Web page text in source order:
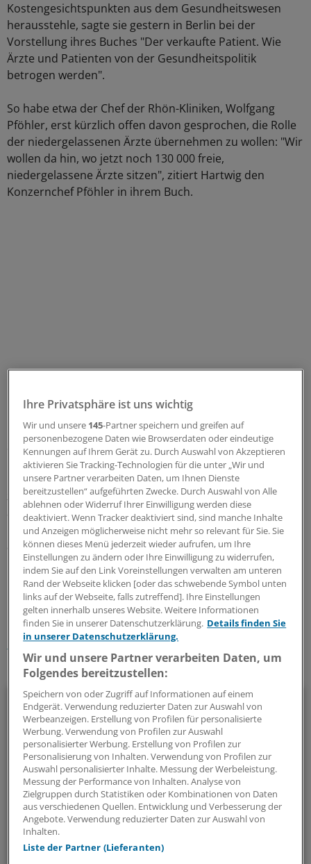
Kostengesichtspunkten aus dem Gesundheitswesen
herausstehle, sagte sie gestern in Berlin bei der
Vorstellung ihres Buches "Der verkaufte Patient. Wie
Ärzte und Patienten von der Gesundheitspolitik
betrogen werden".
So habe etwa der Chef der Rhön-Kliniken, Wolfgang
Pföhler, erst kürzlich offen davon gesprochen, die Rolle
der niedergelassenen Ärzte übernehmen zu wollen: "Wir
wollen da hin, wo jetzt noch 130 000 freie,
niedergelassene Ärzte sitzen", zitiert Hartwig den
Konzernchef Pföhler in ihrem Buch.
In ihrem Rundumschlag gegen die von ihr konstatierten
Fehlentwicklungen der vergangenen Jahre sparte die
Sachbuchautorin auch nicht mit Kritik an den
Kassenärztlichen Vereinigungen. Diese seien überflüssig
"wie ein Blinddarm" und fräßen "nur Geld". Es gebe
zudem keine Kontrolle über die Gelder, die die Kassen
an die KVen zahlten, so die ehemalige Scientology-
Kritikerin. Hartwig forderte die niedergelassenen Ärzte
auf, lieber direkt mit den Krankenkassen zu verhandeln.
0
Schlagworte:
Berufspolitik
Ihr Newsletter zum Thema
Politik & Debatte
Mit diesem Newsletter blicken Sie hinter das tägliche
Geschehen in der Gesundheitspolitik. Mit Analysen,
Hintergründen und einem Blick auf Themen, die die Agenda
bestimmen.
14-tägig, donnerstags
Zum Abonnieren bitte anmelden
Ihre Privatsphäre ist uns wichtig
Wir und unsere 145-Partner speichern und greifen auf
personenbezogene Daten wie Browserdaten oder eindeutige
Kennungen auf Ihrem Gerät zu. Durch Auswahl von Akzeptieren
aktivieren Sie Tracking-Technologien für die unter „Wir und
unsere Partner verarbeiten Daten, um Ihnen Dienste
bereitzustellen“ aufgeführten Zwecke. Durch Auswahl von Alle
ablehnen oder Widerruf Ihrer Einwilligung werden diese
deaktiviert. Wenn Tracker deaktiviert sind, sind manche Inhalte
und Anzeigen möglicherweise nicht mehr so relevant für Sie. Sie
können dieses Menü jederzeit wieder aufrufen, um Ihre
Einstellungen zu ändern oder Ihre Einwilligung zu widerrufen,
indem Sie auf den Link Voreinstellungen verwalten am unteren
Rand der Webseite klicken [oder das schwebende Symbol unten
links auf der Webseite, falls zutreffend]. Ihre Einstellungen
gelten innerhalb unseres Website. Weitere Informationen
finden Sie in unserer Datenschutzerklärung. Details finden Sie
in unserer Datenschutzerklärung.
Wir und unsere Partner verarbeiten Daten, um
Folgendes bereitzustellen:
Speichern von oder Zugriff auf Informationen auf einem
Endgerät. Verwendung reduzierter Daten zur Auswahl von
Werbeanzeigen. Erstellung von Profilen für personalisierte
Werbung. Verwendung von Profilen zur Auswahl
personalisierter Werbung. Erstellung von Profilen zur
Personalisierung von Inhalten. Verwendung von Profilen zur
Auswahl personalisierter Inhalte. Messung der Werbeleistung.
Messung der Performance von Inhalten. Analyse von
Zielgruppen durch Statistiken oder Kombinationen von Daten
aus verschiedenen Quellen. Entwicklung und Verbesserung der
Angebote. Verwendung reduzierter Daten zur Auswahl von
Inhalten.
Liste der Partner (Lieferanten)